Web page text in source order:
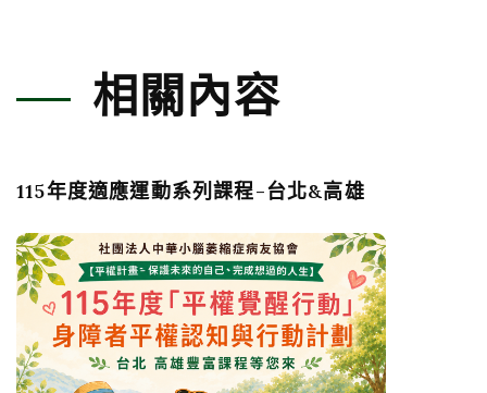
相關內容
115年度適應運動系列課程-台北&高雄